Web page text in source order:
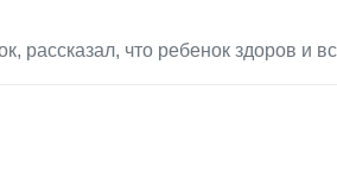
что ребенок здоров и